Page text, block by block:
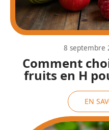
Comment
fruits en H
8 septembre
EN